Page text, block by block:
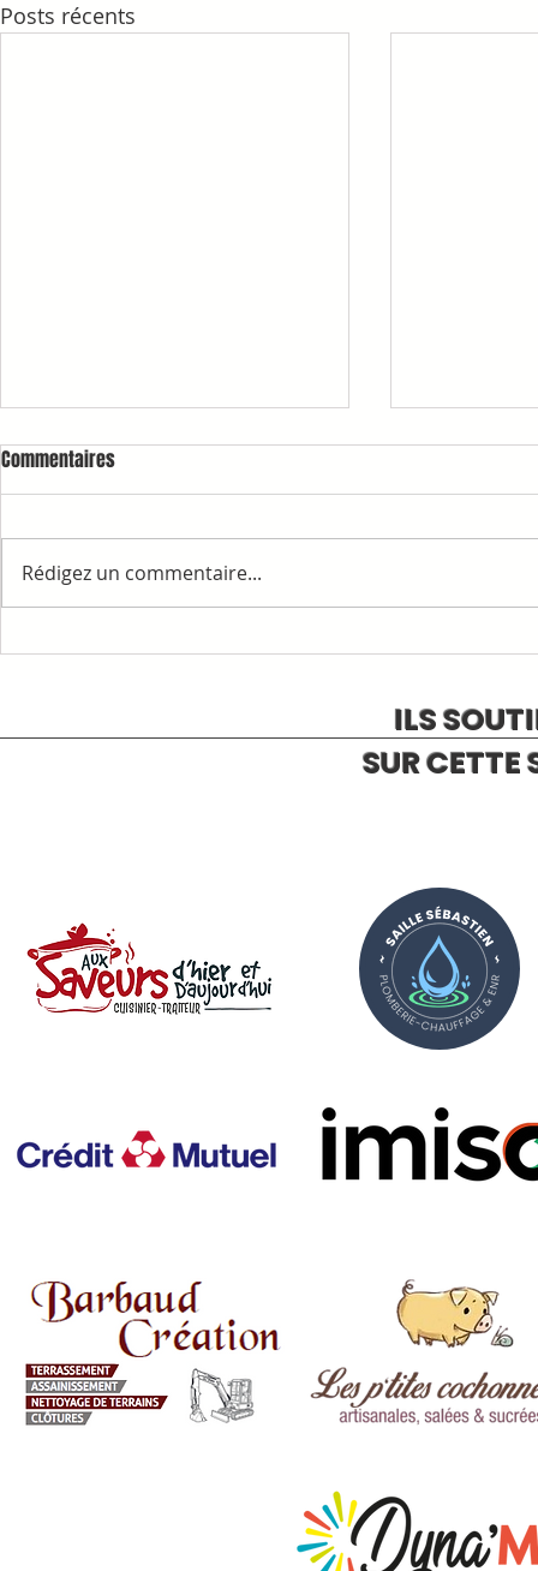
Posts récents
RAPPELS ET INFORMATIONS 1ère
Commentaires
Rédigez un commentaire...
ILS
SUR